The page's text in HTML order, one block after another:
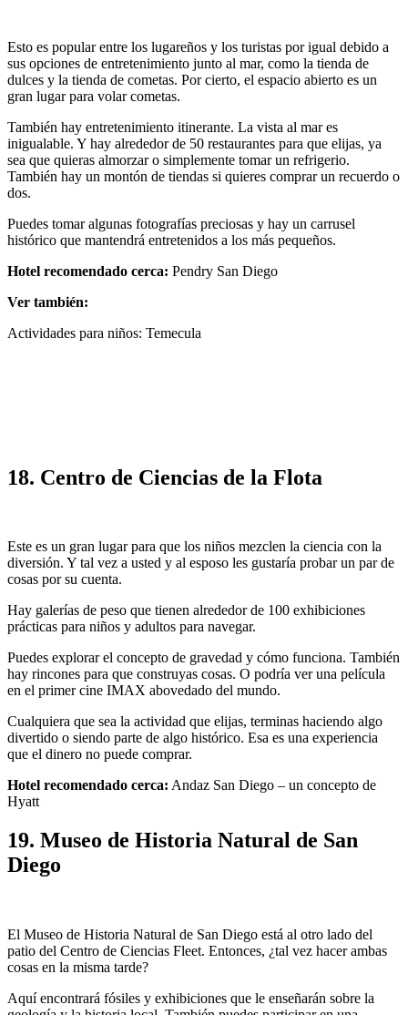
Esto es popular entre los lugareños y los turistas por igual debido a
sus opciones de entretenimiento junto al mar, como la tienda de
dulces y la tienda de cometas. Por cierto, el espacio abierto es un
gran lugar para volar cometas.
También hay entretenimiento itinerante. La vista al mar es
inigualable. Y hay alrededor de 50 restaurantes para que elijas, ya
sea que quieras almorzar o simplemente tomar un refrigerio.
También hay un montón de tiendas si quieres comprar un recuerdo o
dos.
Puedes tomar algunas fotografías preciosas y hay un carrusel
histórico que mantendrá entretenidos a los más pequeños.
Hotel recomendado cerca: Pendry San Diego
Ver también:
Actividades para niños: Temecula
18. Centro de Ciencias de la Flota
Este es un gran lugar para que los niños mezclen la ciencia con la
diversión. Y tal vez a usted y al esposo les gustaría probar un par de
cosas por su cuenta.
Hay galerías de peso que tienen alrededor de 100 exhibiciones
prácticas para niños y adultos para navegar.
Puedes explorar el concepto de gravedad y cómo funciona. También
hay rincones para que construyas cosas. O podría ver una película
en el primer cine IMAX abovedado del mundo.
Cualquiera que sea la actividad que elijas, terminas haciendo algo
divertido o siendo parte de algo histórico. Esa es una experiencia
que el dinero no puede comprar.
Hotel recomendado cerca: Andaz San Diego – un concepto de
Hyatt
19. Museo de Historia Natural de San
Diego
El Museo de Historia Natural de San Diego está al otro lado del
patio del Centro de Ciencias Fleet. Entonces, ¿tal vez hacer ambas
cosas en la misma tarde?
Aquí encontrará fósiles y exhibiciones que le enseñarán sobre la